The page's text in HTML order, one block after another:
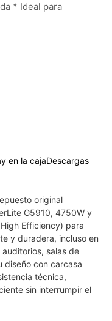
* Ideal para
en la cajaDescargas
original
G5910, 4750W y
Efficiency) para
y duradera, incluso en
salas de
diseño con carcasa
técnica,
sin interrumpir el